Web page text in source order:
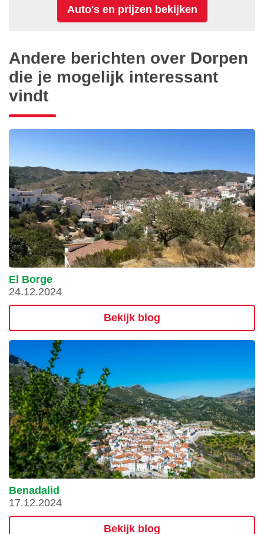
Andere berichten over Dorpen
die je mogelijk interessant
vindt
El Borge
24.12.2024
Bekijk blog
Benadalid
17.12.2024
Bekijk blog